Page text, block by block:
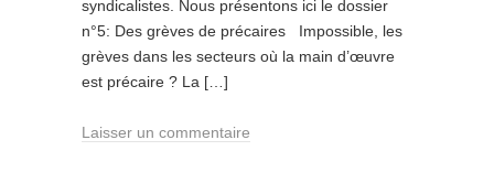
syndicalistes. Nous présentons ici le dossier
n°5: Des grèves de précaires Impossible, les
grèves dans les secteurs où la main d’œuvre
est précaire ? La […]
Laisser un commentaire